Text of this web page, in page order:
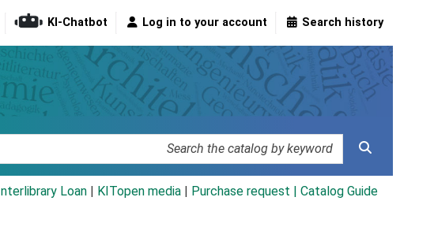
KI-Chatbot Log in to your account Search history
Interlibrary Loan KITopen media Purchase request | Catalog Guide